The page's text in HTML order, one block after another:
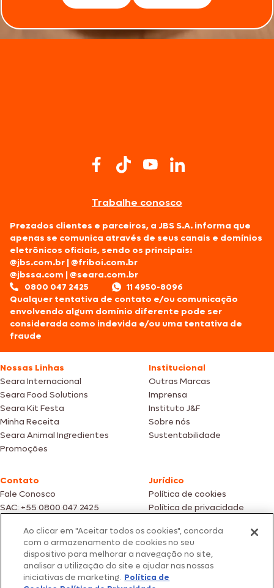
Trabalhe conosco
Prezados clientes e parceiros, a JBS S.A. informa que
apenas se comunica através de seus canais e domínios
eletrônicos oficiais, sendo os principais:
@jbs.com.br |@friboi.com.br
@jbssa.com |@seara.com.br
0800 047 2425
11 4950-8096
Qualquer tentativa de contato e/ou comunicação
envolvendo algum domínio diferente pode ser
considerada como indevida e/ou uma tentativa de
fraude
Nossas Linhas
Seara Internacional
Seara Food Solutions
Seara Kit Festa
Minha Receita
Seara Animal Ingredientes
Promoções
Institucional
Outras Marcas
Imprensa
Instituto J&F
Sobre nós
Sustentabilidade
Contato
Fale Conosco
SAC: +55 0800 047 2425
Jurídico
Política de cookies
Política de privacidade
Fotos meramente ilustrativas | Ofertas válidas enquanto durarem os
estoques dos nossos parceiros | Vendas sujeitas a análise e confirmação
de dados.
Os preços, promoções e condições de pagamento são válidos
exclusivamente para compras efetuadas em nossos parceiros.
Ao clicar em "Aceitar todos os cookies", concorda
com o armazenamento de cookies no seu
dispositivo para melhorar a navegação no site,
analisar a utilização do site e ajudar nas nossas
iniciativas de marketing. Política de